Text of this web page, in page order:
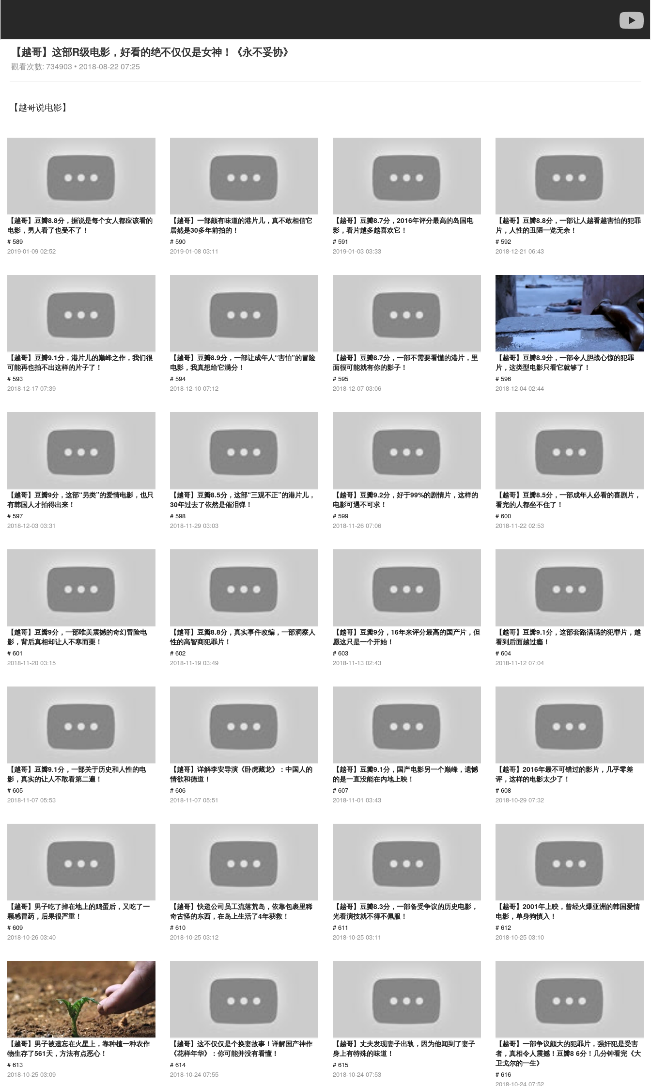
【越哥】这部R级电影，好看的绝不仅仅是女神！《永不妥协》
觀看次數: 734903 • 2018-08-22 07:25
【越哥说电影】
【越哥】豆瓣8.8分，据说是每个女人都应该看的
电影，男人看了也受不了！
# 589
2019-01-09 02:52
【越哥】一部颇有味道的港片儿，真不敢相信它
居然是30多年前拍的！
# 590
2019-01-08 03:11
【越哥】豆瓣8.7分，2016年评分最高的岛国电
影，看片越多越喜欢它！
# 591
2019-01-03 03:33
【越哥】豆瓣8.8分，一部让人越看越害怕的犯罪
片，人性的丑陋一览无余！
# 592
2018-12-21 06:43
【越哥】豆瓣9.1分，港片儿的巅峰之作，我们很
可能再也拍不出这样的片子了！
# 593
2018-12-17 07:39
【越哥】豆瓣8.9分，一部让成年人“害怕”的冒险
电影，我真想给它满分！
# 594
2018-12-10 07:12
【越哥】豆瓣8.7分，一部不需要看懂的港片，里
面很可能就有你的影子！
# 595
2018-12-07 03:06
【越哥】豆瓣8.9分，一部令人胆战心惊的犯罪
片，这类型电影只看它就够了！
# 596
2018-12-04 02:44
【越哥】豆瓣9分，这部“另类”的爱情电影，也只
有韩国人才拍得出来！
# 597
2018-12-03 03:31
【越哥】豆瓣8.5分，这部“三观不正”的港片儿，
30年过去了依然是催泪弹！
# 598
2018-11-29 03:03
【越哥】豆瓣9.2分，好于99%的剧情片，这样的
电影可遇不可求！
# 599
2018-11-26 07:06
【越哥】豆瓣8.5分，一部成年人必看的喜剧片，
看完的人都坐不住了！
# 600
2018-11-22 02:53
【越哥】豆瓣9分，一部唯美震撼的奇幻冒险电
影，背后真相却让人不寒而栗！
# 601
2018-11-20 03:15
【越哥】豆瓣8.8分，真实事件改编，一部洞察人
性的高智商犯罪片！
# 602
2018-11-19 03:49
【越哥】豆瓣9分，16年来评分最高的国产片，但
愿这只是一个开始！
# 603
2018-11-13 02:43
【越哥】豆瓣9.1分，这部套路满满的犯罪片，越
看到后面越过瘾！
# 604
2018-11-12 07:04
【越哥】豆瓣9.1分，一部关于历史和人性的电
影，真实的让人不敢看第二遍！
# 605
2018-11-07 05:53
【越哥】详解李安导演《卧虎藏龙》：中国人的
情欲和德道！
# 606
2018-11-07 05:51
【越哥】豆瓣9.1分，国产电影另一个巅峰，遗憾
的是一直没能在内地上映！
# 607
2018-11-01 03:43
【越哥】2016年最不可错过的影片，几乎零差
评，这样的电影太少了！
# 608
2018-10-29 07:32
【越哥】男子吃了掉在地上的鸡蛋后，又吃了一
颗感冒药，后果很严重！
# 609
2018-10-26 03:40
【越哥】快递公司员工流落荒岛，依靠包裹里稀
奇古怪的东西，在岛上生活了4年获救！
# 610
2018-10-25 03:12
【越哥】豆瓣8.3分，一部备受争议的历史电影，
光看演技就不得不佩服！
# 611
2018-10-25 03:11
【越哥】2001年上映，曾经火爆亚洲的韩国爱情
电影，单身狗慎入！
# 612
2018-10-25 03:10
【越哥】男子被遗忘在火星上，靠种植一种农作
物生存了561天，方法有点恶心！
# 613
2018-10-25 03:09
【越哥】这不仅仅是个换妻故事！详解国产神作
《花样年华》：你可能并没有看懂！
# 614
2018-10-24 07:55
【越哥】丈夫发现妻子出轨，因为他闻到了妻子
身上有特殊的味道！
# 615
2018-10-24 07:53
【越哥】一部争议颇大的犯罪片，强奸犯是受害
者，真相令人震撼！豆瓣8 6分！几分钟看完《大
卫戈尔的一生》
# 616
2018-10-24 07:52